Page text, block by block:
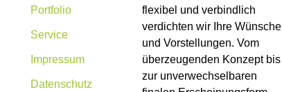
Portfolio
Service
Impressum
Datenschutz
flexibel und verbindlich
verdichten wir Ihre Wünsche
und Vorstellungen. Vom
überzeugenden Konzept bis
zur unverwechselbaren